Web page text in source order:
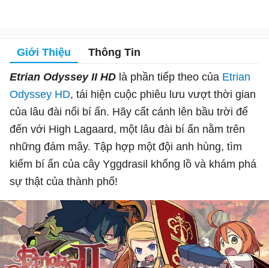
Giới Thiệu Thông Tin
Etrian Odyssey II HD là phần tiếp theo của Etrian
Odyssey HD, tái hiện cuộc phiêu lưu vượt thời gian
của lâu đài nổi bí ẩn. Hãy cất cánh lên bầu trời để
đến với High Lagaard, một lâu đài bí ẩn nằm trên
những đám mây. Tập hợp một đội anh hùng, tìm
kiếm bí ẩn của cây Yggdrasil khổng lồ và khám phá
sự thật của thành phố!